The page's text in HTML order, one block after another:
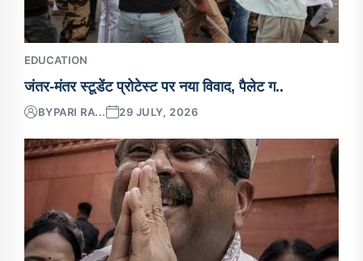
EDUCATION
जंतर-मंतर स्टूडेंट प्रोटेस्ट पर नया विवाद, पैलेट ग..
BYPARI RA... 29 JULY, 2026